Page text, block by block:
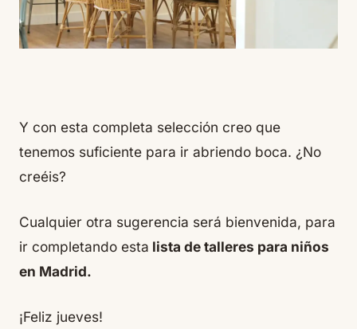
Y con esta completa selección creo que
tenemos suficiente para ir abriendo boca. ¿No
creéis?
Cualquier otra sugerencia será bienvenida, para
ir completando esta lista de talleres para niños
en Madrid.
¡Feliz jueves!